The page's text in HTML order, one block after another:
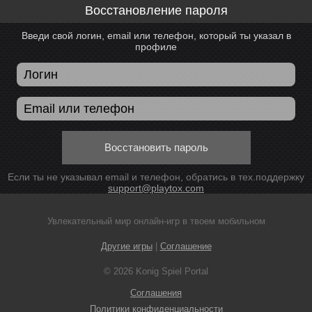
Восстановление пароля
Введи свой логин, email или телефон, который ты указал в
профиле
Восстановить пароль
Если ты не указывал email и телефон, обратись в тех.поддержку
support@playtox.com
Увлекательный мир онлайн-игр в твоем мобильном
Другие игры| Соглашение
© 2026 Konig Spiel Portal
Соглашения
Политики конфиденциальности